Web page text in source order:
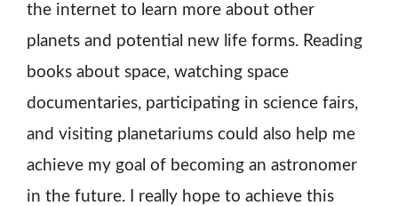
the internet to learn more about other
planets and potential new life forms. Reading
books about space, watching space
documentaries, participating in science fairs,
and visiting planetariums could also help me
achieve my goal of becoming an astronomer
in the future. I really hope to achieve this